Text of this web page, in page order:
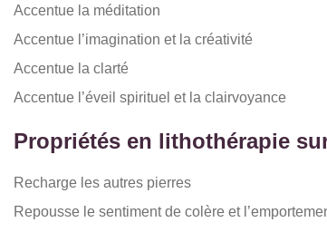
Accentue la méditation
Accentue l’imagination et la créativité
Accentue la clarté
Accentue l’éveil spirituel et la clairvoyance
Propriétés en lithothérapie
Recharge les autres pierres
Repousse le sentiment de colère et